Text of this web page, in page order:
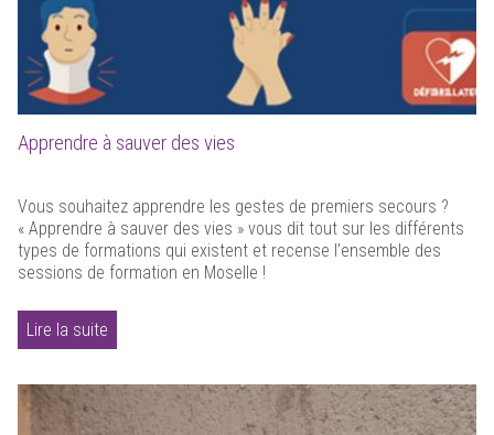
Apprendre à sauver des vies
Vous souhaitez apprendre les gestes de premiers secours ?
« Apprendre à sauver des vies » vous dit tout sur les différents
types de formations qui existent et recense l’ensemble des
sessions de formation en Moselle !
Lire la suite